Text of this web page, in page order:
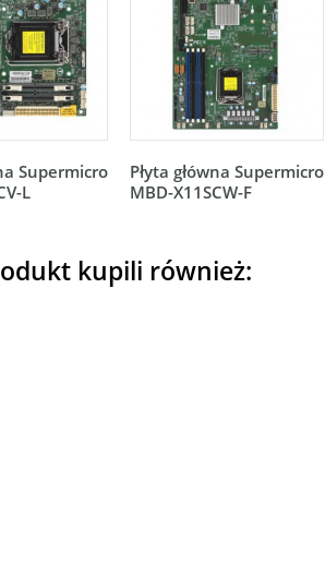
Supermicro
L
Płyta główna Supermicro
MBD-X11SCW-F
kupili również: